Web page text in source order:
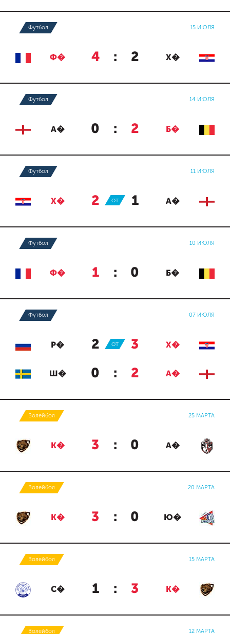
Футбол 15 ИЮЛЯ
Ф� 4 : 2 Х�
Футбол 14 ИЮЛЯ
А� 0 : 2 Б�
Футбол 11 ИЮЛЯ
Х� 2 : 1 А�
ОТ
Футбол 10 ИЮЛЯ
Ф� 1 : 0 Б�
Футбол 07 ИЮЛЯ
Р� 2 : 3 Х�
ОТ
Ш� 0 : 2 А�
Волейбол 25 МАРТА
К� 3 : 0 А�
Волейбол 20 МАРТА
К� 3 : 0 Ю�
Волейбол 15 МАРТА
С� 1 : 3 К�
Волейбол 12 МАРТА